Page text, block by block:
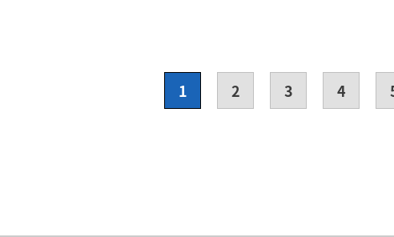
1 2 3 4